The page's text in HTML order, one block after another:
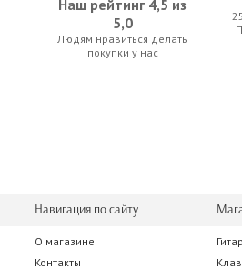
Pirastro Piranito 900700 Anton Breton
Kapaier 630
Наш рейтинг 4,5 из
5,0
Людям нравиться делать
покупки у нас
Навигация по сайту
О магазине
Контакты